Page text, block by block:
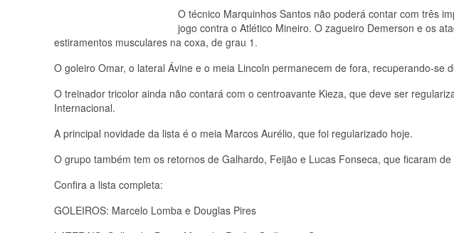
O técnico Marquinhos Santos não poderá contar com três
jogo contra o Atlético Mineiro. O zagueiro Demerson e os
estiramentos musculares na coxa, de grau 1.
O goleiro Omar, o lateral Ávine e o meia Lincoln permanecem de fora, recuperando-se
O treinador tricolor ainda não contará com o centroavante Kieza, que deve ser
Internacional.
A principal novidade da lista é o meia Marcos Aurélio, que foi regularizado hoje.
O grupo também tem os retornos de Galhardo, Feijão e Lucas Fonseca, que ficaram
Confira a lista completa:
GOLEIROS: Marcelo Lomba e Douglas Pires